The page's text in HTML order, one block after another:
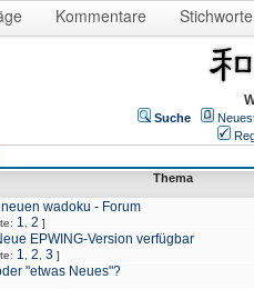
Kommentare Stichworte
Suche
Thema
wadoku - Forum
1 2 ]
EPWING-Version verfügbar
1 2 3 ]
"etwas Neues"?